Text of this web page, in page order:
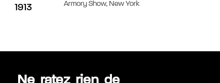
1913 Armory Show, New York